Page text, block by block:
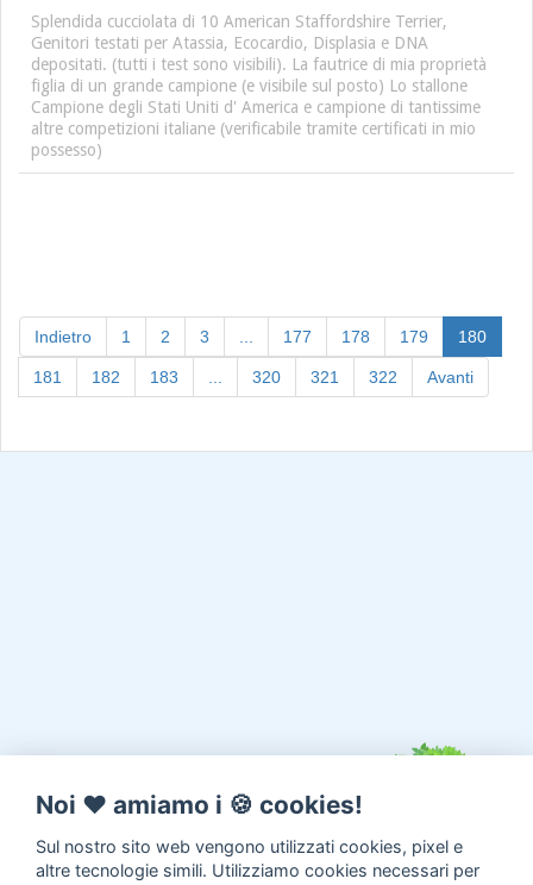
Splendida cucciolata di 10 American Staffordshire Terrier,
Genitori testati per Atassia, Ecocardio, Displasia e DNA
depositati. (tutti i test sono visibili). La fautrice di mia proprietà
figlia di un grande campione (e visibile sul posto) Lo stallone
Campione degli Stati Uniti d' America e campione di tantissime
altre competizioni italiane (verificabile tramite certificati in mio
possesso)
Indietro 1 2 3 177 178 179 180
181 182 183 320 321 322 Avanti
Noi ♥️ amiamo i 🍪 cookies!
Sul nostro sito web vengono utilizzati cookies, pixel e
altre tecnologie simili. Utilizziamo cookies necessari per